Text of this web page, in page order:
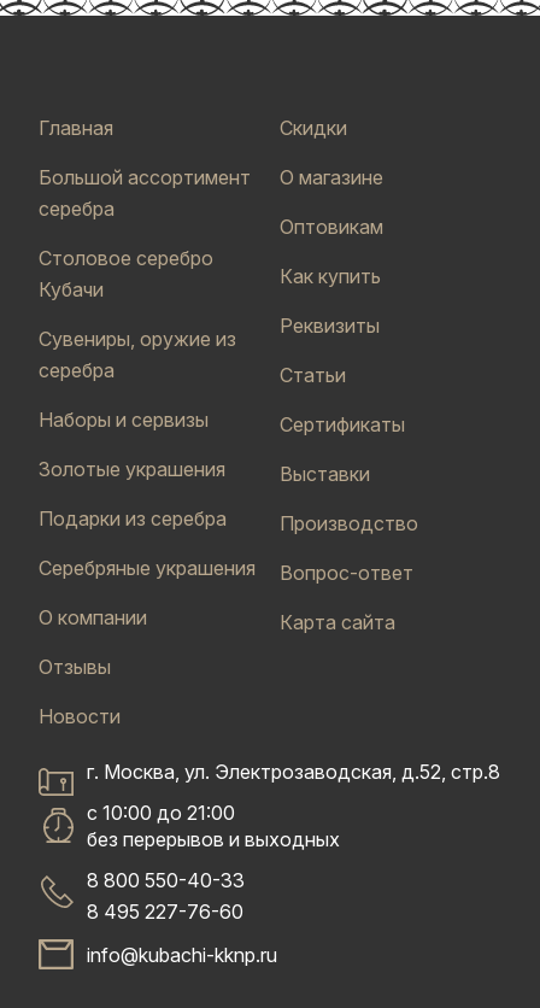
Главная
Большой ассортимент
серебра
Столовое серебро
Кубачи
Сувениры, оружие из
серебра
Наборы и сервизы
Золотые украшения
Подарки из серебра
Серебряные украшения
О компании
Отзывы
Новости
Скидки
О магазине
Оптовикам
Как купить
Реквизиты
Статьи
Сертификаты
Выставки
Производство
Вопрос-ответ
Карта сайта
г. Москва, ул. Электрозаводская, д.52, стр.8
с 10:00 до 21:00
без перерывов и выходных
8 800 550-40-33
8 495 227-76-60
info@kubachi-kknp.ru